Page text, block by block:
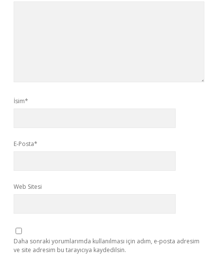
İsim*
E-Posta*
Web Sitesi
Daha sonraki yorumlarımda kullanılması için adım, e-posta adresim
ve site adresim bu tarayıcıya kaydedilsin.